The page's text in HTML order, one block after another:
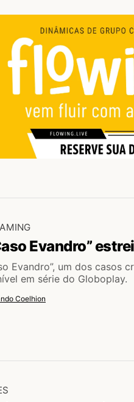
Evandro”
Evandro”, um dos casos
em série do Globoplay.
Coelhion